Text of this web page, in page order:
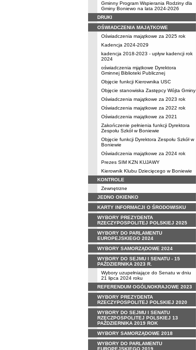
Gminny Program Wspierania Rodziny dla
Gminy Boniewo na lata 2024-2026
DRUKI
OŚWIADCZENIA MAJĄTKOWE
Oświadczenia majątkowe za 2025 rok
Kadencja 2024-2029
kadencja 2018-2023 - upływ kadencji rok
2024
oświadczenia mjątkowe Dyrektora
Gminnej Biblioteki Publicznej
Objęcie funkcji Kierownika USC
Objęcie stanowiska Zastępcy Wójta Gminy
Oświadczenia majątkowe za 2023 rok
Oświadczenia majątkowe za 2022 rok
Oświadczenia majątkowe za 2021
Zakończenie pełnienia funkcji Dyrektora
Zespołu Szkół w Boniewie
Objęcie funkcji Dyrektora Zespołu Szkół w
Boniewie
Oświadczenia majątkowe za 2024 rok
Prezes SIM KZN KUJAWY
Kierownik Klubu Dziecięcego w Boniewie
KONTROLE
Zewnętrzne
JEDNO OKIENKO
KARTY INFORMACJI O ŚRODOWISKU
WYBORY PREZYDENTA
RZECZYPOSPOLITEJ POLSKIEJ 2025
WYBORY DO PARLAMENTU
EUROPEJSKIEGO 2024
WYBORY SAMORZĄDOWE 2024
WYBORY DO SEJMU I SENATU - 15
PAŹDZIERNIKA 2023 R.
Wybory uzupełniające do Senatu w dniu
21 lipca 2024 roku
REFERENDUM OGÓLNOKRAJOWE 2023
WYBORY PREZYDENTA
RZECZYPOSPOLITEJ POLSKIEJ 2020
WYBORY DO SEJMU I SENATU
RZECZPOSPOLITEJ POLSKIEJ 13
PAŹDZIERNIKA 2019 ROK
WYBORY SAMORZĄDOWE 2018
WYBORY DO PARLAMENTU
EUROPEJSKIEGO 2019